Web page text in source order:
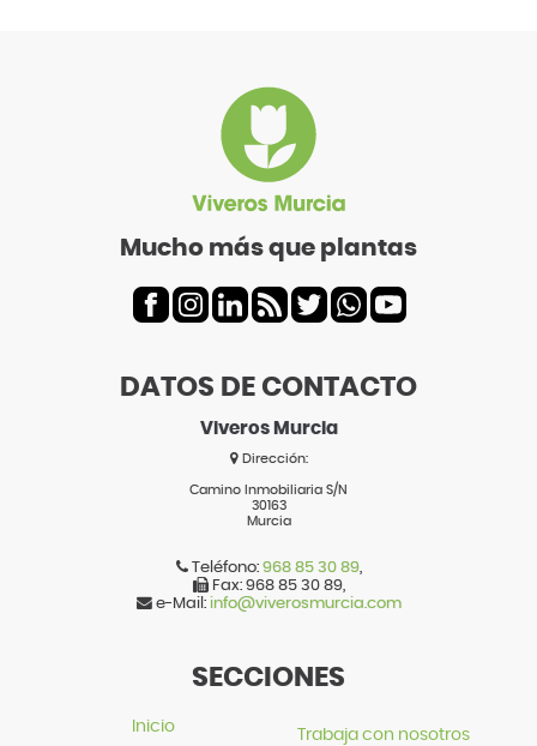
Mucho más que plantas
DATOS DE CONTACTO
Viveros Murcia
Dirección:
Camino Inmobiliaria S/N
30163
Murcia
Teléfono: 968 85 30 89,
Fax: 968 85 30 89,
e-Mail: info@viverosmurcia.com
SECCIONES
Inicio
Trabaja con nosotros